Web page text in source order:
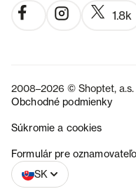
1.8k
2008–2026 © Shoptet,
Obchodné podmienky
Súkromie a cookies
Formulár pre
SK